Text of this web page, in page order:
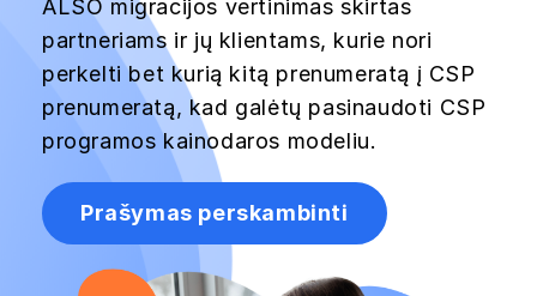
ALSO migracijos vertinimas skirtas
partneriams ir jų klientams, kurie nori
perkelti bet kurią kitą prenumeratą į CSP
prenumeratą, kad galėtų pasinaudoti CSP
programos kainodaros modeliu.
Prašymas perskambinti